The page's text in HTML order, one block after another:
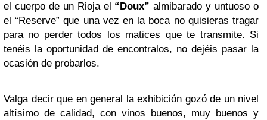
el cuerpo de un Rioja el “Doux” almibarado y untuoso o
el “Reserve” que una vez en la boca no quisieras tragar
para no perder todos los matices que te transmite. Si
tenéis la oportunidad de encontralos, no dejéis pasar la
ocasión de probarlos.
Valga decir que en general la exhibición gozó de un nivel
altísimo de calidad, con vinos buenos, muy buenos y